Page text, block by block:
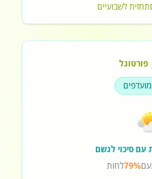
תחזית לשבועיים
פורטוגל
עם סיכוי לגשם
עם79%לחות